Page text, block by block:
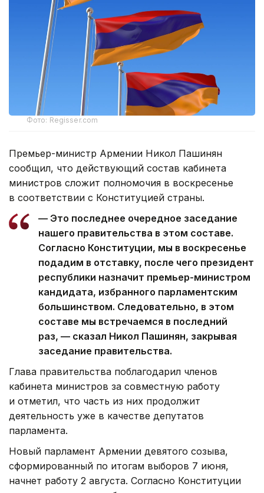
Фото: Regisser.com
Премьер-министр Армении Никол Пашинян
сообщил, что действующий состав кабинета
министров сложит полномочия в воскресенье
в соответствии с Конституцией страны.
— Это последнее очередное заседание
нашего правительства в этом составе.
Согласно Конституции, мы в воскресенье
подадим в отставку, после чего президент
республики назначит премьер-министром
кандидата, избранного парламентским
большинством. Следовательно, в этом
составе мы встречаемся в последний
раз, — сказал Никол Пашинян, закрывая
заседание правительства.
Глава правительства поблагодарил членов
кабинета министров за совместную работу
и отметил, что часть из них продолжит
деятельность уже в качестве депутатов
парламента.
Новый парламент Армении девятого созыва,
сформированный по итогам выборов 7 июня,
начнет работу 2 августа. Согласно Конституции